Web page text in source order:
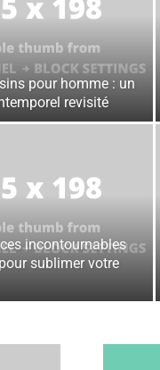
pour homme : un
revisité
incontournables
sublimer votre